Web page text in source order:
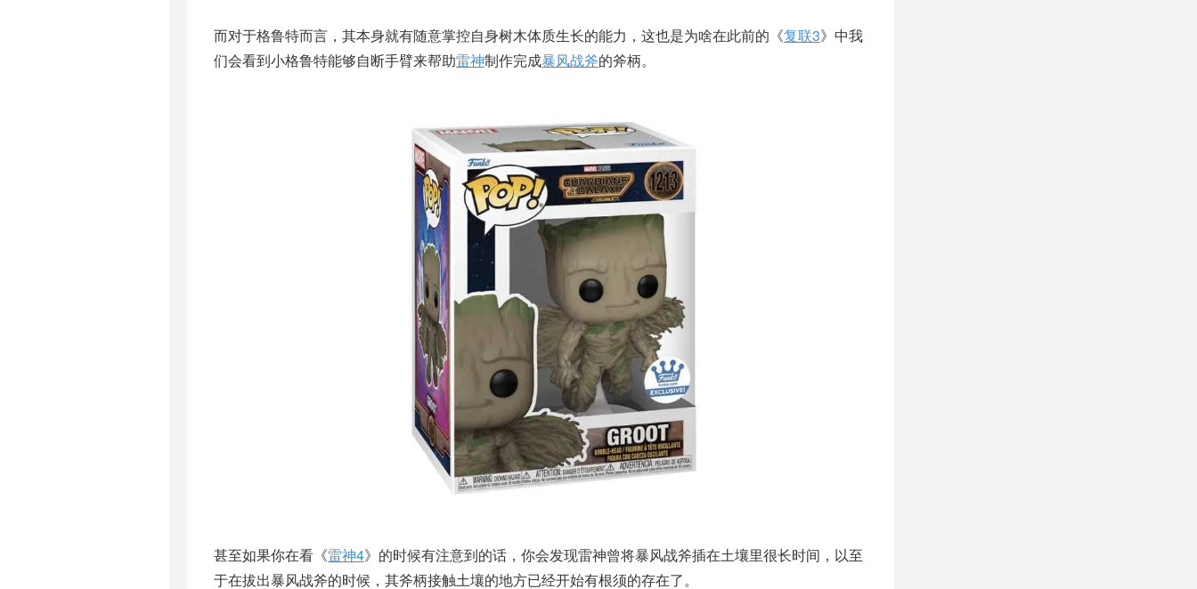
而对于格鲁特而言，其本身就有随意掌控自身树木体质生长的能力，这也是为啥在此前的《复联3》中我
们会看到小格鲁特能够自断手臂来帮助雷神制作完成暴风战斧的斧柄。
甚至如果你在看《雷神4》的时候有注意到的话，你会发现雷神曾将暴风战斧插在土壤里很长时间，以至
于在拔出暴风战斧的时候，其斧柄接触土壤的地方已经开始有根须的存在了。